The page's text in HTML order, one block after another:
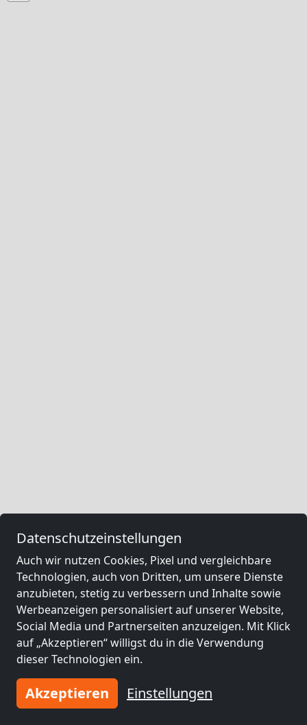
Datenschutzeinstellungen
Auch wir nutzen Cookies, Pixel und vergleichbare
Technologien, auch von Dritten, um unsere Dienste
anzubieten, stetig zu verbessern und Inhalte sowie
Werbeanzeigen personalisiert auf unserer Website,
Social Media und Partnerseiten anzuzeigen. Mit Klick
auf „Akzeptieren“ willigst du in die Verwendung
dieser Technologien ein.
Akzeptieren Einstellungen